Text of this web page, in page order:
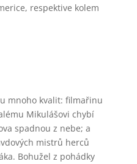
respektive kolem
mnoho kvalit: filmařinu
Mikulášovi chybí
spadnou z nebe; a
mistrů herců
Bohužel z pohádky